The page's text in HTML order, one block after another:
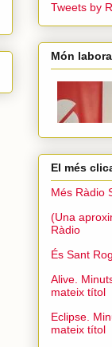
Tweets by
Món
El més
Més Ràdio
(Una
Ràdio
És Sant
Alive.
mateix títol
Eclipse.
mateix títol